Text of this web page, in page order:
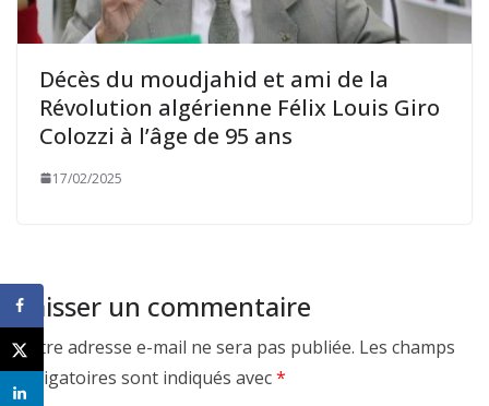
Décès du moudjahid et ami de la
Révolution algérienne Félix Louis Giro
Colozzi à l’âge de 95 ans
17/02/2025
Laisser un commentaire
Votre adresse e-mail ne sera pas publiée. Les champs
obligatoires sont indiqués avec*